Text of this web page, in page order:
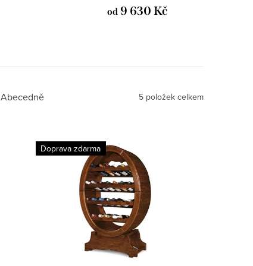
od 9 630 Kč
Abecedně 5 položek celkem
Doprava zdarma